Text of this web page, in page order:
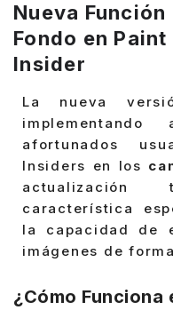
Nueva
Fondo en
Insider
La nueva
afortunados
Insiders en los
característica
la capacidad de
imágenes de
¿Cómo Funciona